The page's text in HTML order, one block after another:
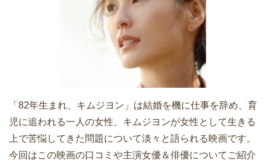
「82年生まれ、キムジヨン」は結婚を機に仕事を辞め、育
児に追われる一人の女性、キムジヨンが女性として生きる
上で苦悩してきた問題について淡々と語られる映画です。
今回はこの映画の口コミや主演女優＆俳優についてご紹介